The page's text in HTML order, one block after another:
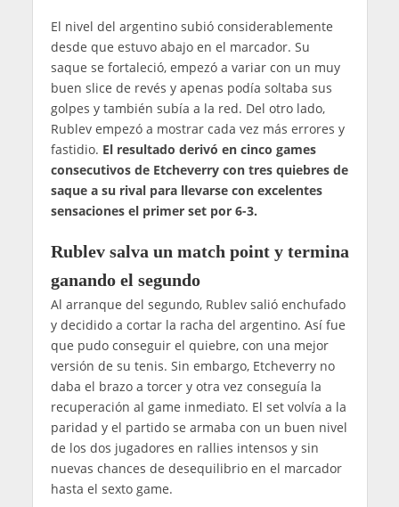
El nivel del argentino subió considerablemente
desde que estuvo abajo en el marcador. Su
saque se fortaleció, empezó a variar con un muy
buen slice de revés y apenas podía soltaba sus
golpes y también subía a la red. Del otro lado,
Rublev empezó a mostrar cada vez más errores y
fastidio. El resultado derivó en cinco games
consecutivos de Etcheverry con tres quiebres de
saque a su rival para llevarse con excelentes
sensaciones el primer set por 6-3.
Rublev salva un match point y termina
ganando el segundo
Al arranque del segundo, Rublev salió enchufado
y decidido a cortar la racha del argentino. Así fue
que pudo conseguir el quiebre, con una mejor
versión de su tenis. Sin embargo, Etcheverry no
daba el brazo a torcer y otra vez conseguía la
recuperación al game inmediato. El set volvía a la
paridad y el partido se armaba con un buen nivel
de los dos jugadores en rallies intensos y sin
nuevas chances de desequilibrio en el marcador
hasta el sexto game.